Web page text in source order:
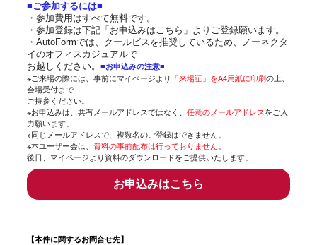
■ご参加するには■
・参加費用はすべて無料です。
・参加登録は下記「お申込みはこちら」よりご登録願います。
・AutoFormでは、クールビスを推奨しているため、ノーネクタ
イのオフィスカジュアルで
お越しください。 ■お申込みの注意■
※ご来場の際には、事前にマイページより 「来場証」をA4用紙に印刷の上、
会場受付まで
ご持参ください。
※お申込みは、共有メールアドレスではなく、 任意のメールアドレスをご入
力願います。
※同じメールアドレスで、複数名のご登録はできません。
※本ユーザー会は、 資料の事前配布は行っておりません
後日、マイページより資料のダウンロードをご提供いたします。
お申込みはこちら
【本件に関するお問合せ先】